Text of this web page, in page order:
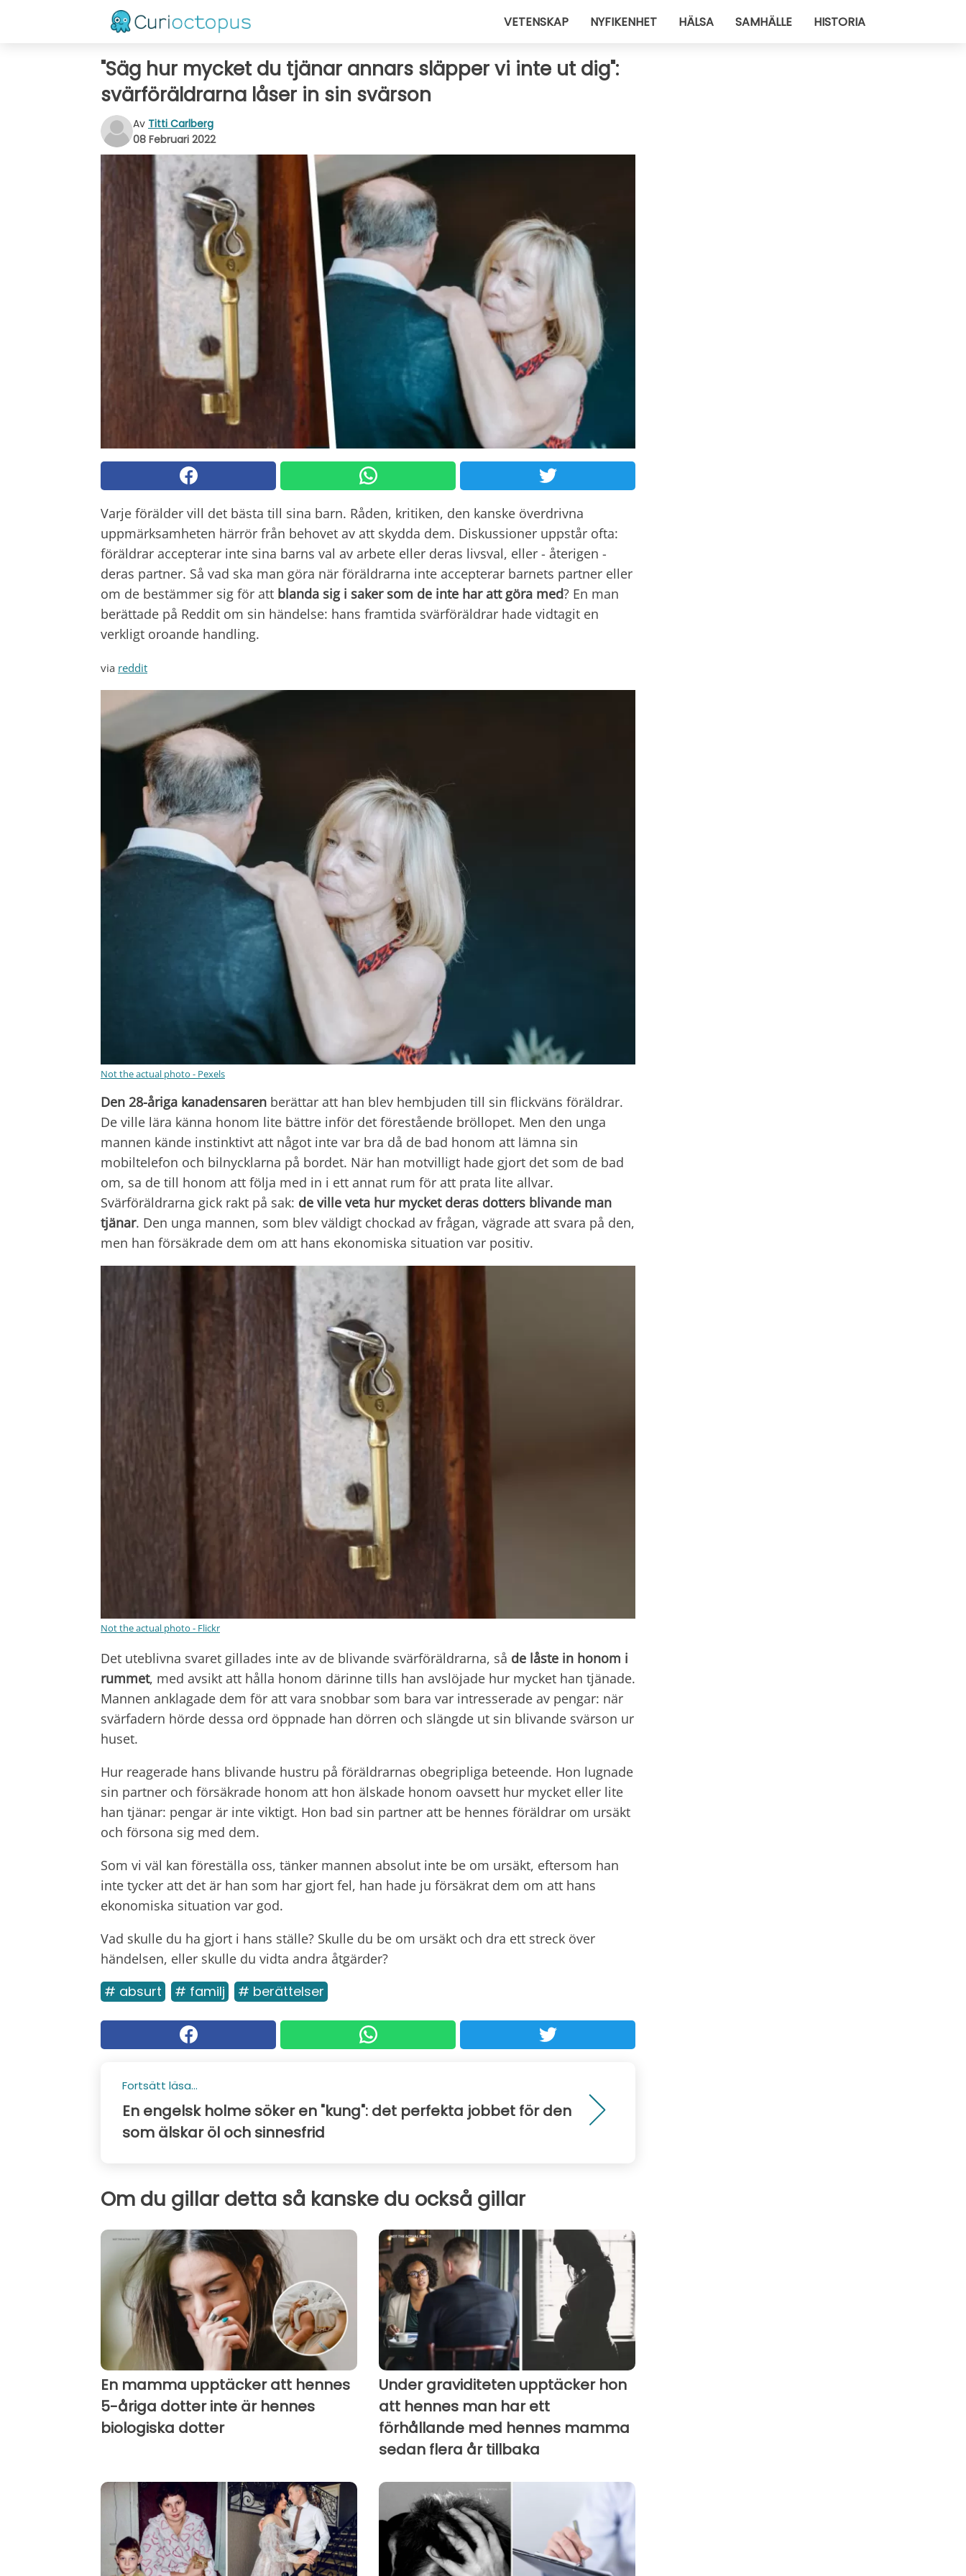
VETENSKAP NYFIKENHET HÄLSA SAMHÄLLE HISTORIA
"Säg hur mycket du tjänar annars släpper vi inte ut dig":
svärföräldrarna låser in sin svärson
Av Titti Carlberg
08 Februari 2022
Varje förälder vill det bästa till sina barn. Råden, kritiken, den kanske överdrivna
uppmärksamheten härrör från behovet av att skydda dem. Diskussioner uppstår ofta:
föräldrar accepterar inte sina barns val av arbete eller deras livsval, eller - återigen -
deras partner. Så vad ska man göra när föräldrarna inte accepterar barnets partner eller
om de bestämmer sig för att blanda sig i saker som de inte har att göra med? En man
berättade på Reddit om sin händelse: hans framtida svärföräldrar hade vidtagit en
verkligt oroande handling.
via reddit
Not the actual photo - Pexels
Den 28-åriga kanadensaren berättar att han blev hembjuden till sin flickväns föräldrar.
De ville lära känna honom lite bättre inför det förestående bröllopet. Men den unga
mannen kände instinktivt att något inte var bra då de bad honom att lämna sin
mobiltelefon och bilnycklarna på bordet. När han motvilligt hade gjort det som de bad
om, sa de till honom att följa med in i ett annat rum för att prata lite allvar.
Svärföräldrarna gick rakt på sak: de ville veta hur mycket deras dotters blivande man
tjänar. Den unga mannen, som blev väldigt chockad av frågan, vägrade att svara på den,
men han försäkrade dem om att hans ekonomiska situation var positiv.
Not the actual photo - Flickr
Det uteblivna svaret gillades inte av de blivande svärföräldrarna, så de låste in honom i
rummet, med avsikt att hålla honom därinne tills han avslöjade hur mycket han tjänade.
Mannen anklagade dem för att vara snobbar som bara var intresserade av pengar: när
svärfadern hörde dessa ord öppnade han dörren och slängde ut sin blivande svärson ur
huset.
Hur reagerade hans blivande hustru på föräldrarnas obegripliga beteende. Hon lugnade
sin partner och försäkrade honom att hon älskade honom oavsett hur mycket eller lite
han tjänar: pengar är inte viktigt. Hon bad sin partner att be hennes föräldrar om ursäkt
och försona sig med dem.
Som vi väl kan föreställa oss, tänker mannen absolut inte be om ursäkt, eftersom han
inte tycker att det är han som har gjort fel, han hade ju försäkrat dem om att hans
ekonomiska situation var god.
Vad skulle du ha gjort i hans ställe? Skulle du be om ursäkt och dra ett streck över
händelsen, eller skulle du vidta andra åtgärder?
# absurt # familj # berättelser
Fortsätt läsa...
En engelsk holme söker en "kung": det perfekta jobbet för den
som älskar öl och sinnesfrid
Om du gillar detta så kanske du också gillar
En mamma upptäcker att hennes
5-åriga dotter inte är hennes
biologiska dotter
Under graviditeten upptäcker hon
att hennes man har ett
förhållande med hennes mamma
sedan flera år tillbaka